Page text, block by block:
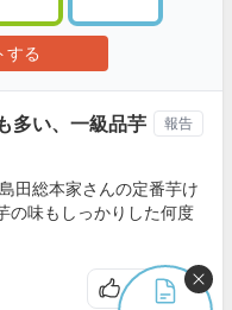
する
多い、一級品芋
田総本家さんの定番芋け
の味もしっかりした何度
1
報告